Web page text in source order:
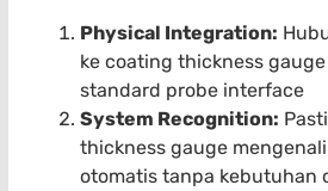
Physical Integration:
ke coating thickness
standard probe interface
System Recognition:
thickness gauge
otomatis tanpa kebutuhan